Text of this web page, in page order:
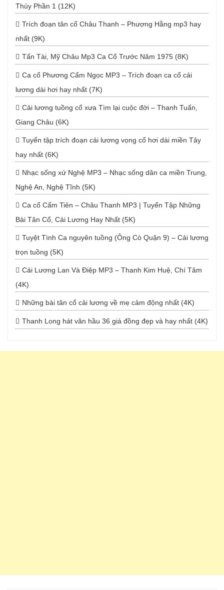
Thủy Phần 1 (12K)
Trích đoạn tân cổ Châu Thanh – Phượng Hằng mp3 hay
nhất (9K)
Tấn Tài, Mỹ Châu Mp3 Ca Cổ Trước Năm 1975 (8K)
Ca cổ Phương Cẩm Ngọc MP3 – Trích đoạn ca cổ cải
lương dài hơi hay nhất (7K)
Cải lương tuồng cổ xưa Tìm lại cuộc đời – Thanh Tuấn,
Giang Châu (6K)
Tuyển tập trích đoạn cải lương vọng cổ hơi dài miền Tây
hay nhất (6K)
Nhạc sống xứ Nghệ MP3 – Nhạc sống dân ca miền Trung,
Nghệ An, Nghệ Tĩnh (5K)
Ca cổ Cẩm Tiên – Châu Thanh MP3 | Tuyển Tập Những
Bài Tân Cổ, Cải Lương Hay Nhất (5K)
Tuyệt Tình Ca nguyên tuồng (Ông Cò Quận 9) – Cải lương
trọn tuồng (5K)
Cải Lương Lan Và Điệp MP3 – Thanh Kim Huệ, Chí Tâm
(4K)
Những bài tân cổ cải lương về mẹ cảm động nhất (4K)
Thanh Long hát văn hầu 36 giá đồng đẹp và hay nhất (4K)